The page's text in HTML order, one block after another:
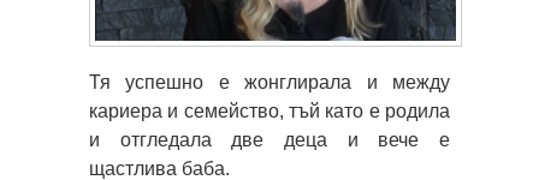
Тя успешно е жонглирала и между
кариера и семейство, тъй като е родила
и отгледала две деца и вече е
щастлива баба.